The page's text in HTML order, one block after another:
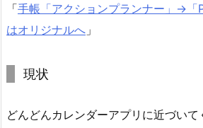
「手帳「アクションプランナー」→「
はオリジナルへ 」
現状
どんどんカレンダーアプリに近づいて